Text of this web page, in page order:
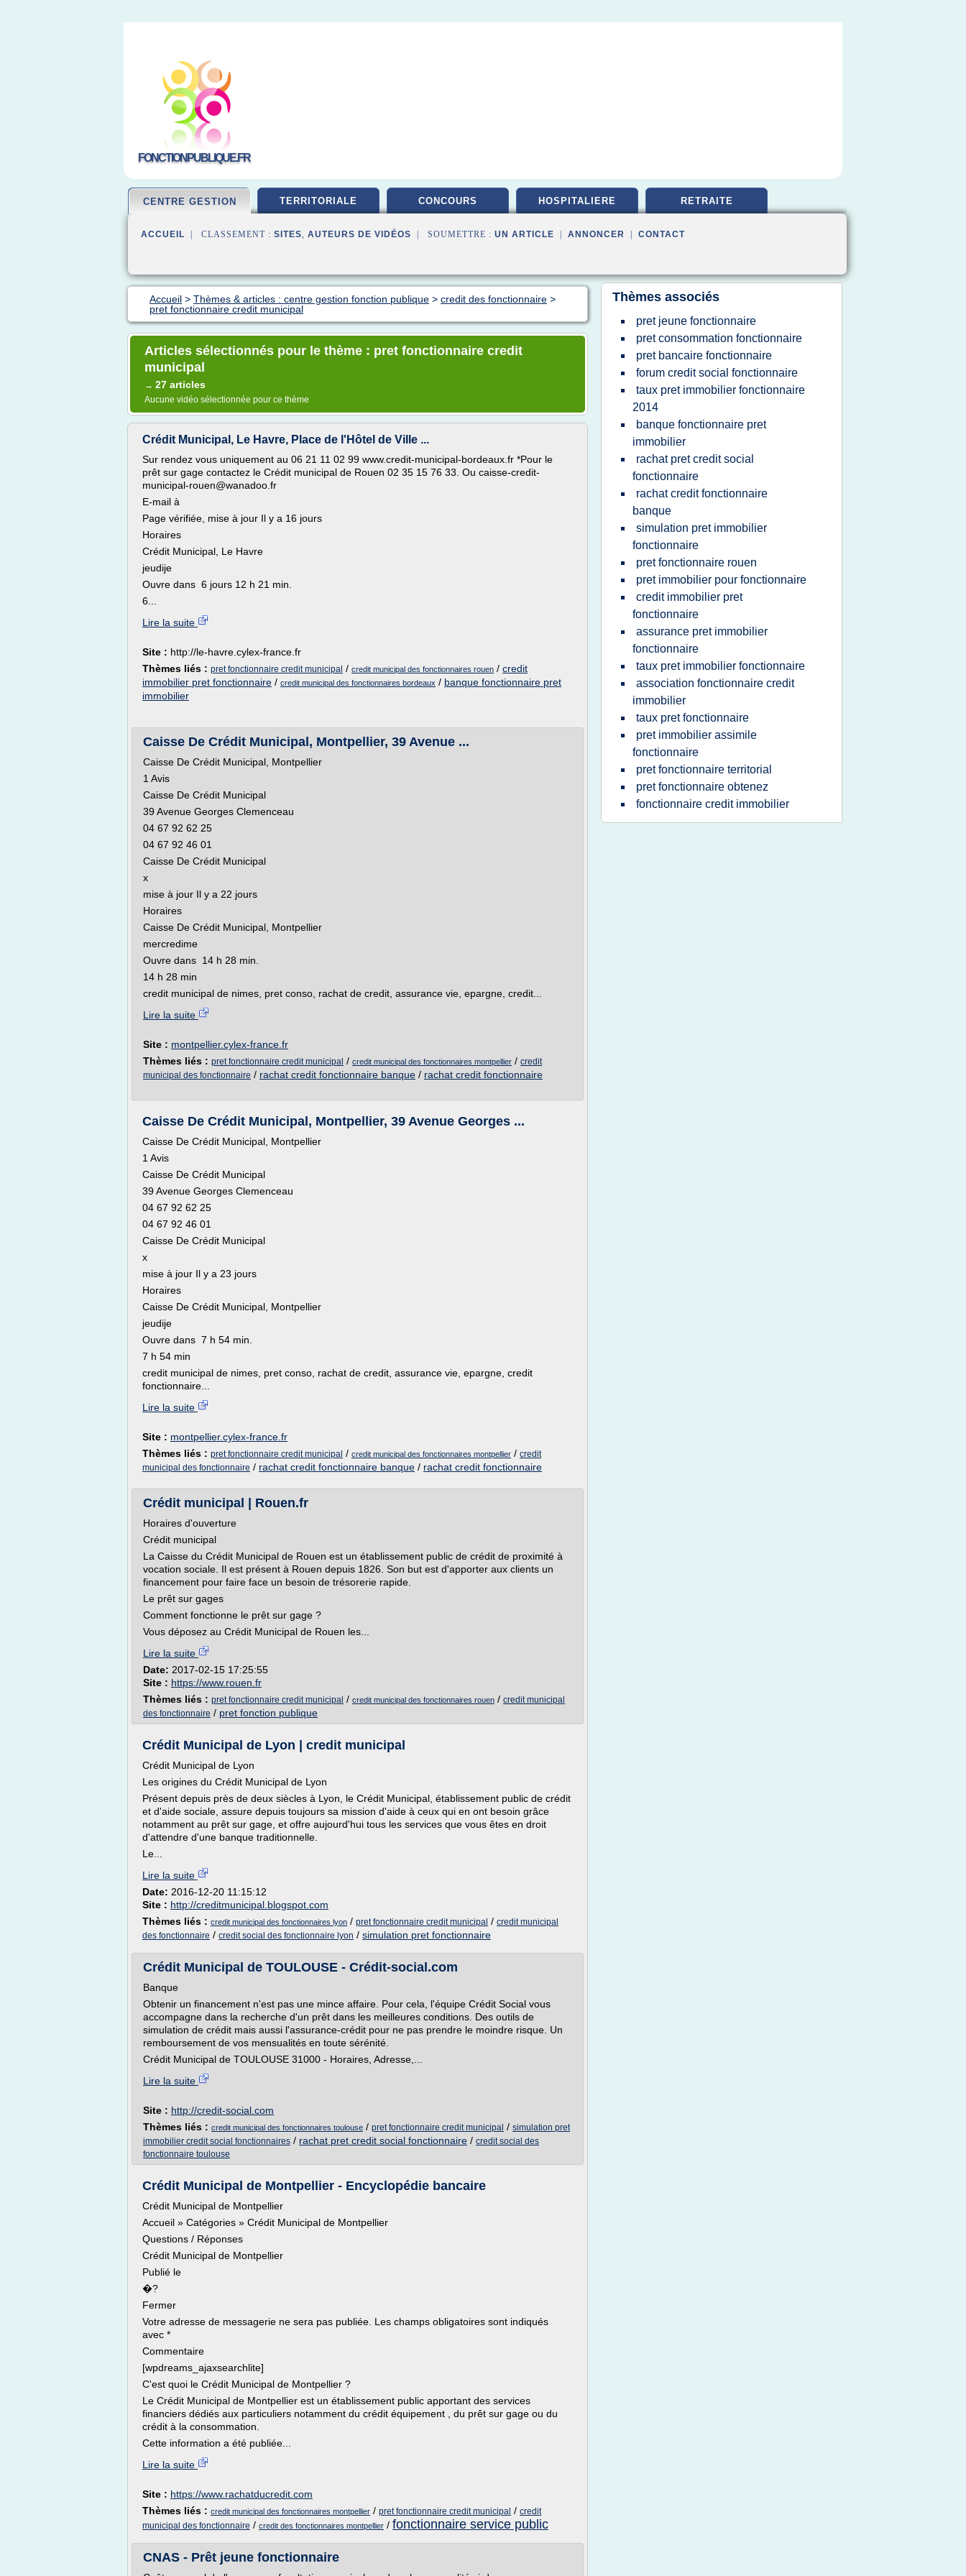
FONCTIONPUBLIQUE.FR
CENTRE GESTION TERRITORIALE CONCOURS HOSPITALIERE RETRAITE
ACCUEIL | CLASSEMENT : SITES, AUTEURS DE VIDÉOS | SOUMETTRE : UN ARTICLE ANNONCER CONTACT
Accueil > Thèmes & articles : centre gestion fonction publique > credit des fonctionnaire >
pret fonctionnaire credit municipal
Articles sélectionnés pour le thème : pret fonctionnaire credit
municipal
→ 27 articles
Aucune vidéo sélectionnée pour ce thème
Crédit Municipal, Le Havre, Place de l'Hôtel de Ville ...
Sur rendez vous uniquement au 06 21 11 02 99 www.credit-municipal-bordeaux.fr *Pour le
prêt sur gage contactez le Crédit municipal de Rouen 02 35 15 76 33. Ou caisse-credit-
municipal-rouen@wanadoo.fr
E-mail à
Page vérifiée, mise à jour Il y a 16 jours
Horaires
Crédit Municipal, Le Havre
jeudije
Ouvre dans 6 jours 12 h 21 min.
6...
Lire la suite
Site : http://le-havre.cylex-france.fr
Thèmes liés : pret fonctionnaire credit municipal / credit municipal des fonctionnaires rouen / credit
immobilier pret fonctionnaire / credit municipal des fonctionnaires bordeaux / banque fonctionnaire pret
immobilier
Caisse De Crédit Municipal, Montpellier, 39 Avenue ...
Caisse De Crédit Municipal, Montpellier
1 Avis
Caisse De Crédit Municipal
39 Avenue Georges Clemenceau
04 67 92 62 25
04 67 92 46 01
Caisse De Crédit Municipal
x
mise à jour Il y a 22 jours
Horaires
Caisse De Crédit Municipal, Montpellier
mercredime
Ouvre dans 14 h 28 min.
14 h 28 min
credit municipal de nimes, pret conso, rachat de credit, assurance vie, epargne, credit...
Lire la suite
Site : montpellier.cylex-france.fr
Thèmes liés : pret fonctionnaire credit municipal / credit municipal des fonctionnaires montpellier / credit
municipal des fonctionnaire / rachat credit fonctionnaire banque / rachat credit fonctionnaire
Caisse De Crédit Municipal, Montpellier, 39 Avenue Georges ...
Caisse De Crédit Municipal, Montpellier
1 Avis
Caisse De Crédit Municipal
39 Avenue Georges Clemenceau
04 67 92 62 25
04 67 92 46 01
Caisse De Crédit Municipal
x
mise à jour Il y a 23 jours
Horaires
Caisse De Crédit Municipal, Montpellier
jeudije
Ouvre dans 7 h 54 min.
7 h 54 min
credit municipal de nimes, pret conso, rachat de credit, assurance vie, epargne, credit
fonctionnaire...
Lire la suite
Site : montpellier.cylex-france.fr
Thèmes liés : pret fonctionnaire credit municipal / credit municipal des fonctionnaires montpellier / credit
municipal des fonctionnaire / rachat credit fonctionnaire banque / rachat credit fonctionnaire
Crédit municipal | Rouen.fr
Horaires d'ouverture
Crédit municipal
La Caisse du Crédit Municipal de Rouen est un établissement public de crédit de proximité à
vocation sociale. Il est présent à Rouen depuis 1826. Son but est d'apporter aux clients un
financement pour faire face un besoin de trésorerie rapide.
Le prêt sur gages
Comment fonctionne le prêt sur gage ?
Vous déposez au Crédit Municipal de Rouen les...
Lire la suite
Date: 2017-02-15 17:25:55
Site : https://www.rouen.fr
Thèmes liés : pret fonctionnaire credit municipal / credit municipal des fonctionnaires rouen / credit municipal
des fonctionnaire / pret fonction publique
Crédit Municipal de Lyon | credit municipal
Crédit Municipal de Lyon
Les origines du Crédit Municipal de Lyon
Présent depuis près de deux siècles à Lyon, le Crédit Municipal, établissement public de crédit
et d'aide sociale, assure depuis toujours sa mission d'aide à ceux qui en ont besoin grâce
notamment au prêt sur gage, et offre aujourd'hui tous les services que vous êtes en droit
d'attendre d'une banque traditionnelle.
Le...
Lire la suite
Date: 2016-12-20 11:15:12
Site : http://creditmunicipal.blogspot.com
Thèmes liés : credit municipal des fonctionnaires lyon / pret fonctionnaire credit municipal / credit municipal
des fonctionnaire / credit social des fonctionnaire lyon / simulation pret fonctionnaire
Crédit Municipal de TOULOUSE - Crédit-social.com
Banque
Obtenir un financement n'est pas une mince affaire. Pour cela, l'équipe Crédit Social vous
accompagne dans la recherche d'un prêt dans les meilleures conditions. Des outils de
simulation de crédit mais aussi l'assurance-crédit pour ne pas prendre le moindre risque. Un
remboursement de vos mensualités en toute sérénité.
Crédit Municipal de TOULOUSE 31000 - Horaires, Adresse,...
Lire la suite
Site : http://credit-social.com
Thèmes liés : credit municipal des fonctionnaires toulouse / pret fonctionnaire credit municipal / simulation pret
immobilier credit social fonctionnaires / rachat pret credit social fonctionnaire / credit social des
fonctionnaire toulouse
Crédit Municipal de Montpellier - Encyclopédie bancaire
Crédit Municipal de Montpellier
Accueil » Catégories » Crédit Municipal de Montpellier
Questions / Réponses
Crédit Municipal de Montpellier
Publié le
�?
Fermer
Votre adresse de messagerie ne sera pas publiée. Les champs obligatoires sont indiqués
avec *
Commentaire
[wpdreams_ajaxsearchlite]
C'est quoi le Crédit Municipal de Montpellier ?
Le Crédit Municipal de Montpellier est un établissement public apportant des services
financiers dédiés aux particuliers notamment du crédit équipement , du prêt sur gage ou du
crédit à la consommation.
Cette information a été publiée...
Lire la suite
Site : https://www.rachatducredit.com
Thèmes liés : credit municipal des fonctionnaires montpellier / pret fonctionnaire credit municipal / credit
municipal des fonctionnaire / credit des fonctionnaires montpellier / fonctionnaire service public
CNAS - Prêt jeune fonctionnaire
Thèmes associés
pret jeune fonctionnaire
pret consommation fonctionnaire
pret bancaire fonctionnaire
forum credit social fonctionnaire
taux pret immobilier fonctionnaire
2014
banque fonctionnaire pret
immobilier
rachat pret credit social
fonctionnaire
rachat credit fonctionnaire
banque
simulation pret immobilier
fonctionnaire
pret fonctionnaire rouen
pret immobilier pour fonctionnaire
credit immobilier pret
fonctionnaire
assurance pret immobilier
fonctionnaire
taux pret immobilier fonctionnaire
association fonctionnaire credit
immobilier
taux pret fonctionnaire
pret immobilier assimile
fonctionnaire
pret fonctionnaire territorial
pret fonctionnaire obtenez
fonctionnaire credit immobilier